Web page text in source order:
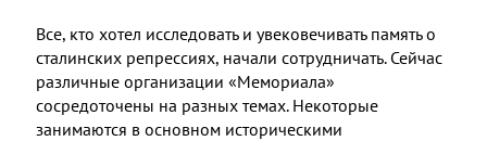
Все, кто хотел исследовать и увековечивать память о
сталинских репрессиях, начали сотрудничать. Сейчас
различные организации «Мемориала»
сосредоточены на разных темах. Некоторые
занимаются в основном историческими